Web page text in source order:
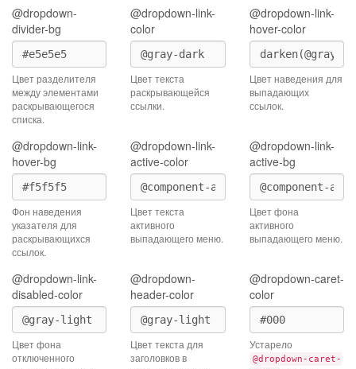
@dropdown-
divider-bg
Цвет разделителя
между элементами
раскрывающегося
списка.
@dropdown-link-
color
Цвет текста
раскрывающейся
ссылки.
@dropdown-link-
hover-color
Цвет наведения для
выпадающих
ссылок.
@dropdown-link-
hover-bg
Фон наведения
указателя для
раскрывающихся
ссылок.
@dropdown-link-
active-color
Цвет текста
активного
выпадающего меню.
@dropdown-link-
active-bg
Цвет фона
активного
выпадающего меню.
@dropdown-link-
disabled-color
Цвет фона
отключенного
@dropdown-
header-color
Цвет текста для
заголовков в
@dropdown-caret-
color
Устарело
@dropdown-caret-